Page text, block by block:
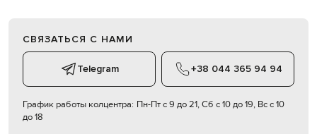
СВЯЗАТЬСЯ С НАМИ
Telegram +38 044 365 94 94
График работы колцентра: Пн-Пт с 9 до 21, Сб с 10 до 19, Вс с 10
до 18